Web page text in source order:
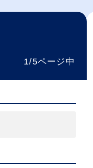
1/5ページ中